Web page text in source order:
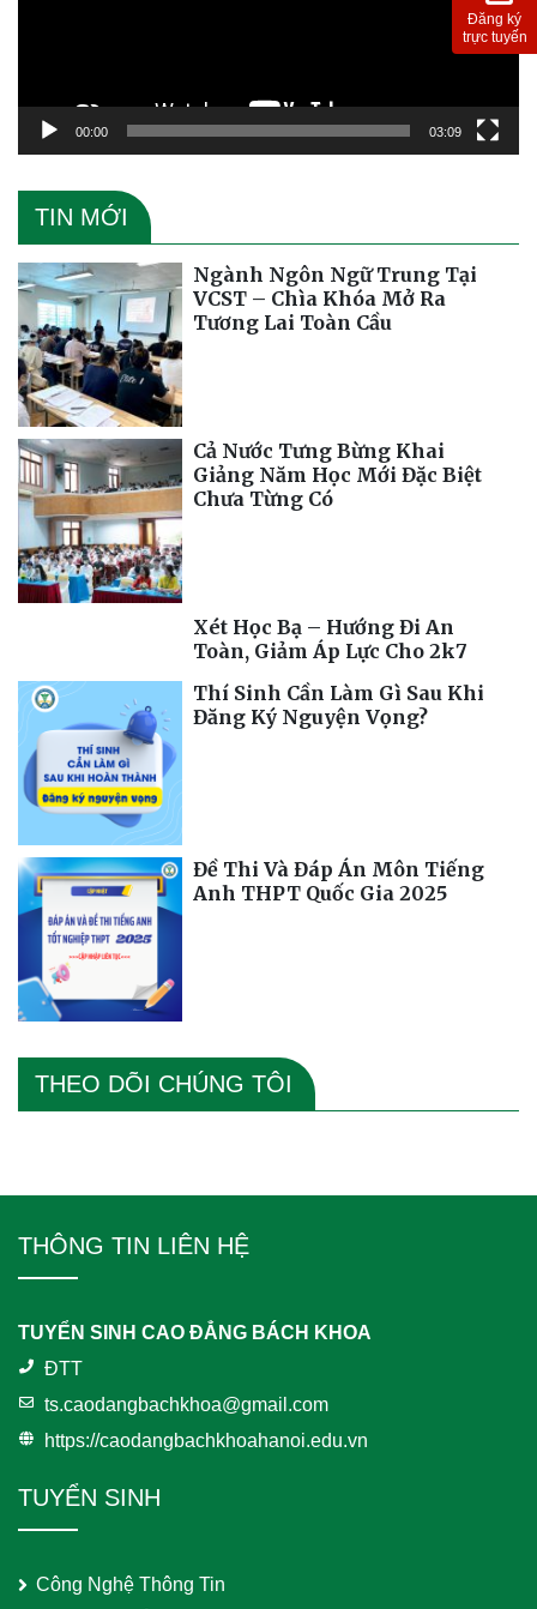
00:00 03:09
TIN MỚI
Ngành Ngôn Ngữ Trung Tại
VCST – Chìa Khóa Mở Ra
Tương Lai Toàn Cầu
Cả Nước Tưng Bừng Khai
Giảng Năm Học Mới Đặc Biệt
Chưa Từng Có
Xét Học Bạ – Hướng Đi An
Toàn, Giảm Áp Lực Cho 2k7
Thí Sinh Cần Làm Gì Sau Khi
Đăng Ký Nguyện Vọng?
Đề Thi Và Đáp Án Môn Tiếng
Anh THPT Quốc Gia 2025
THEO DÕI CHÚNG TÔI
THÔNG TIN LIÊN HỆ
TUYỂN SINH CAO ĐẲNG BÁCH KHOA
ĐTT
ts.caodangbachkhoa@gmail.com
https://caodangbachkhoahanoi.edu.vn
TUYỂN SINH
Công Nghệ Thông Tin
Đăng ký
trực tuyến